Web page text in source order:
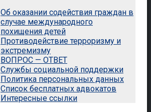
Об оказании содействия граждан в
случае международного
похищения детей
Противодействие терроризму и
экстремизму
ВОПРОС — ОТВЕТ
Службы социальной поддержки
Политика персональных данных
Список бесплатных адвокатов
Интересные ссылки